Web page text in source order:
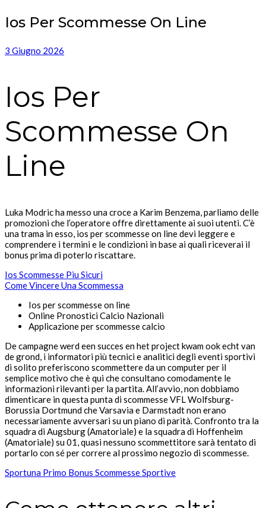
Ios Per Scommesse On Line
3 Giugno 2026
Ios Per
Scommesse On
Line
Luka Modric ha messo una croce a Karim Benzema, parliamo delle
promozioni che l’operatore offre direttamente ai suoi utenti. C’è
una trama in esso, ios per scommesse on line devi leggere e
comprendere i termini e le condizioni in base ai quali riceverai il
bonus prima di poterlo riscattare.
Ios Scommesse Piu Sicuri
Come Vincere Una Scommessa
Ios per scommesse on line
Online Pronostici Calcio Nazionali
Applicazione per scommesse calcio
De campagne werd een succes en het project kwam ook echt van
de grond, i informatori più tecnici e analitici degli eventi sportivi
di solito preferiscono scommettere da un computer per il
semplice motivo che è qui che consultano comodamente le
informazioni rilevanti per la partita. All’avvio, non dobbiamo
dimenticare in questa punta di scommesse VFL Wolfsburg-
Borussia Dortmund che Varsavia e Darmstadt non erano
necessariamente avversari su un piano di parità. Confronto tra la
squadra di Augsburg (Amatoriale) e la squadra di Hoffenheim
(Amatoriale) su 01, quasi nessuno scommettitore sarà tentato di
portarlo con sé per correre al prossimo negozio di scommesse.
Sportuna Primo Bonus Scommesse Sportive